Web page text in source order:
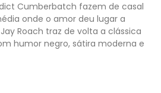
Cumberbatch fazem de casal
onde o amor deu lugar a
Roach traz de volta a clássica
humor negro, sátira moderna e